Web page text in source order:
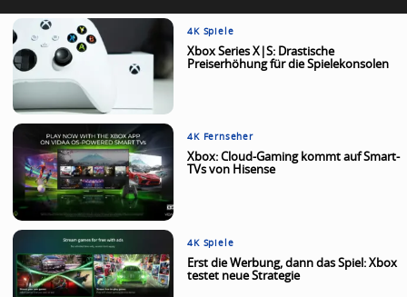
4K Spiele
Xbox Series X|S: Drastische
Preiserhöhung für die Spielekonsolen
4K Fernseher
Xbox: Cloud-Gaming kommt auf Smart-
TVs von Hisense
4K Spiele
Erst die Werbung, dann das Spiel: Xbox
testet neue Strategie